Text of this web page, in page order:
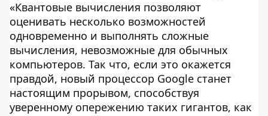
«Квантовые вычисления позволяют
оценивать несколько возможностей
одновременно и выполнять сложные
вычисления, невозможные для обычных
компьютеров. Так что, если это окажется
правдой, новый процессор Google станет
настоящим прорывом, способствуя
уверенному опережению таких гигантов, как